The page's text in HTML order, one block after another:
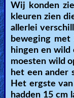
Wij konden
kleuren zien
allerlei
beweging
hingen en
moesten wild
het een ander
Het ergste
hadden 15 cm